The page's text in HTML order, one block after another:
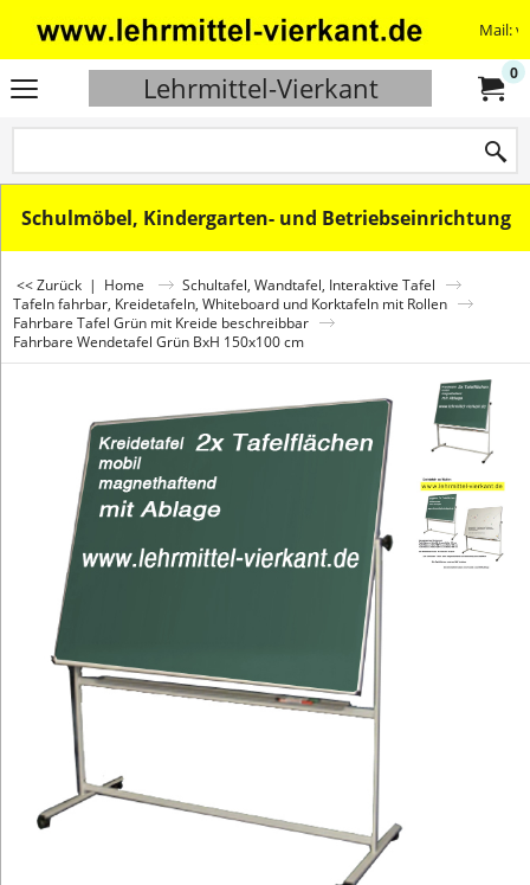
Mail:
Lehrmittel-Vierkant 0
Schulmöbel, Kindergarten- und Betriebseinrichtung
<< Zurück | Home
Schultafel, Wandtafel, Interaktive Tafel
Tafeln fahrbar, Kreidetafeln, Whiteboard und Korktafeln mit Rollen
Fahrbare Tafel Grün mit Kreide beschreibbar
Fahrbare Wendetafel Grün BxH 150x100 cm